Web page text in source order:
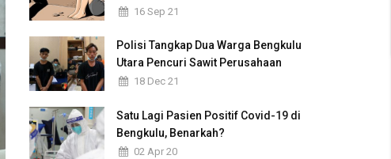
16 Sep 21
Polisi Tangkap Dua Warga Bengkulu
Utara Pencuri Sawit Perusahaan
18 Dec 21
Satu Lagi Pasien Positif Covid-19 di
Bengkulu, Benarkah?
02 Apr 20